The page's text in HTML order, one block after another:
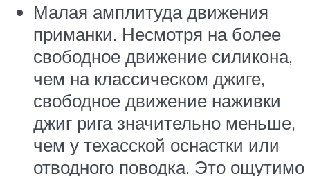
Малая амплитуда движения
приманки. Несмотря на более
свободное движение силикона,
чем на классическом джиге,
свободное движение наживки
джиг рига значительно меньше,
чем у техасской оснастки или
отводного поводка. Это ощутимо